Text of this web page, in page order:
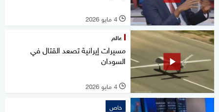
l 4 مايو 2026
عالم
مسيرات إيرانية تصعد القتال في
السودان
l 4 مايو 2026
خاص